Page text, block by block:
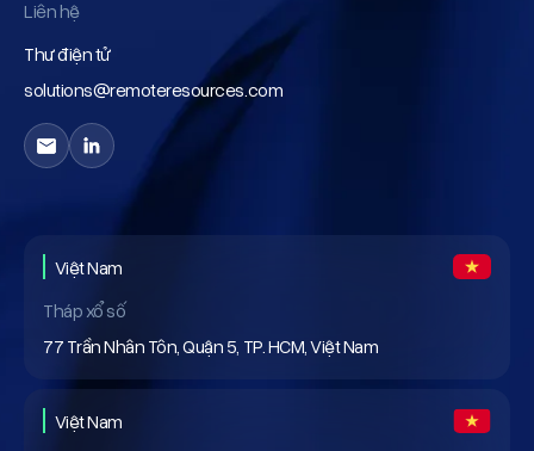
Liên hệ
Thư điện tử
solutions@remoteresources.com
Việt Nam
Tháp xổ số
77 Trần Nhân Tôn, Quận 5, TP. HCM, Việt Nam
Việt Nam